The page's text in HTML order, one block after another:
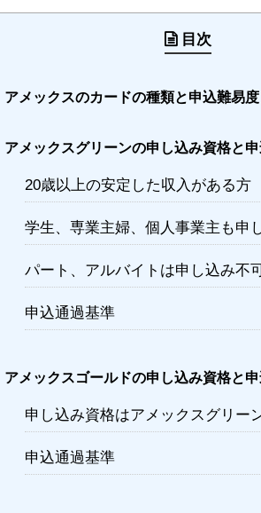
目次
アメックスのカードの種類と申込難易度
アメックスグリーンの申し込み資格と
20歳以上の安定した収入がある方
学生、専業主婦、個人事業主も申
パート、アルバイトは申し込み不
申込通過基準
アメックスゴールドの申し込み資格と
申し込み資格はアメックスグリー
申込通過基準